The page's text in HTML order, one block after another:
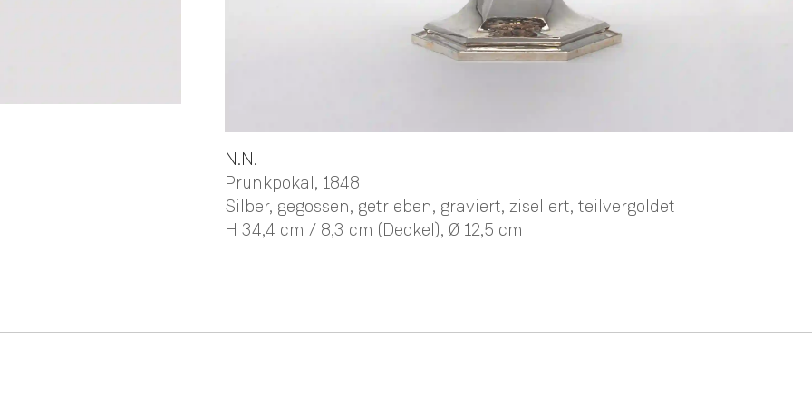
N.N.
Prunkpokal, 1848
Silber, gegossen, getrieben, graviert, ziseliert, teilvergoldet
H 34,4 cm / 8,3 cm (Deckel), Ø 12,5 cm